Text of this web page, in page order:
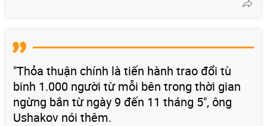
"Thỏa thuận chính là tiến hành trao đổi tù
binh 1.000 người từ mỗi bên trong thời gian
ngừng bắn từ ngày 9 đến 11 tháng 5", ông
Ushakov nói thêm.